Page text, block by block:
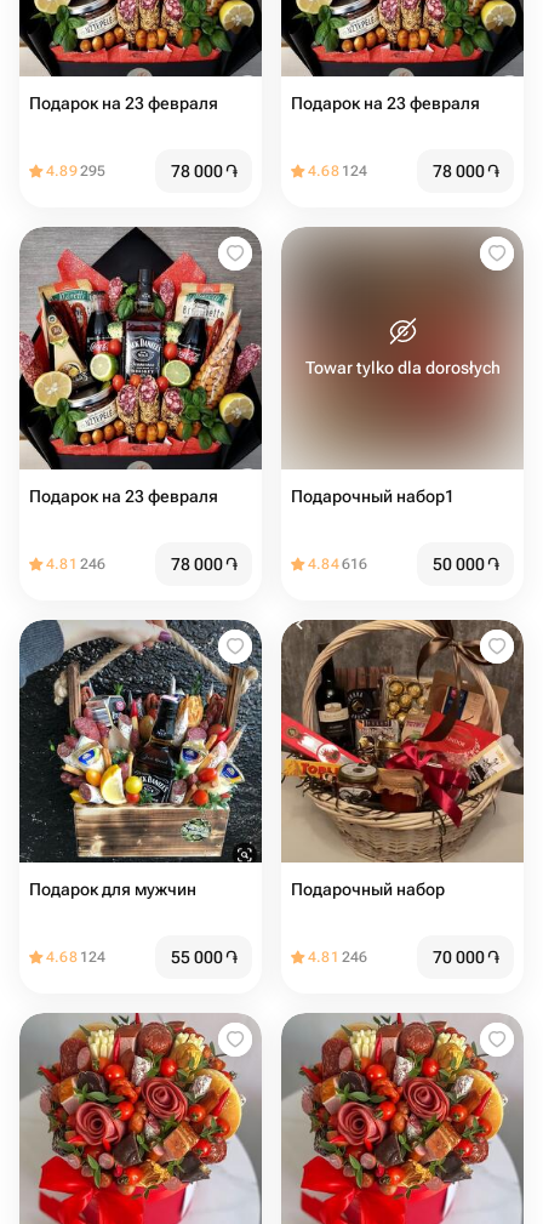
Подарок на 23 февраля
4.89295 78 000֏
Подарок на 23 февраля
4.68 124 78 000֏
Подарок на 23 февраля
4.81 246 78 000֏
Towar tylko dla dorosłych
Подарочный набор1
4.84616 50 000֏
Подарок для мужчин
4.68 124 55 000֏
Подарочный набор
4.81 246 70 000֏